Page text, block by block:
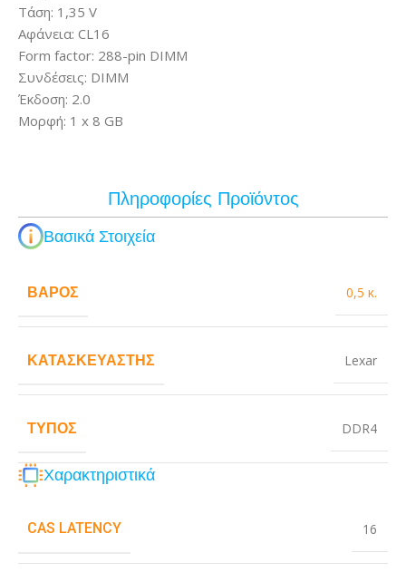
Τάση: 1,35 V
Αφάνεια: CL16
Form factor: 288-pin DIMM
Συνδέσεις: DIMM
Έκδοση: 2.0
Μορφή: 1 x 8 GB
Πληροφορίες Προϊόντος
Βασικά Στοιχεία
ΒΆΡΟΣ 0,5 κ.
ΚΑΤΑΣΚΕΥΑΣΤΉΣ Lexar
ΤΎΠΟΣ DDR4
Χαρακτηριστικά
CAS LATENCY 16